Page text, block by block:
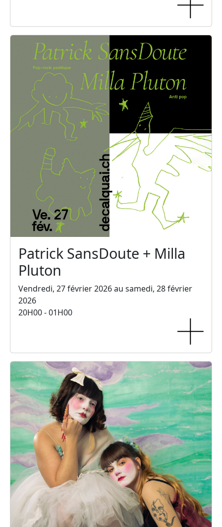
Patrick SansDoute + Milla
Pluton
Vendredi, 27 février 2026 au samedi, 28 février
2026
20H00 - 01H00